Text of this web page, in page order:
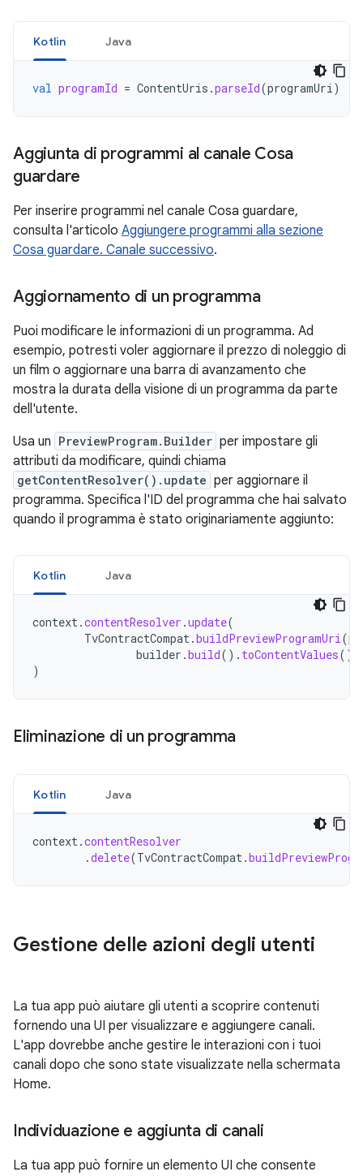
Kotlin Java
val programId = ContentUris .parseId(programUri)
Aggiunta di programmi al canale Cosa
guardare
Per inserire programmi nel canale Cosa guardare,
consulta l'articolo Aggiungere programmi alla sezione
Cosa guardare. Canale successivo.
Aggiornamento di un programma
Puoi modificare le informazioni di un programma. Ad
esempio, potresti voler aggiornare il prezzo di noleggio di
un film o aggiornare una barra di avanzamento che
mostra la durata della visione di un programma da parte
dell'utente.
Usa un PreviewProgram.Builder per impostare gli
attributi da modificare, quindi chiama
getContentResolver().update per aggiornare il
programma. Specifica l'ID del programma che hai salvato
quando il programma è stato originariamente aggiunto:
Kotlin Java
context.contentResolver .update(
TvContractCompat.buildPreviewProgramUri(
builder .build(). toContentValues(),
)
Eliminazione di un programma
Kotlin Java
context.contentResolver
.delete(TvContractCompat.
Gestione delle azioni degli utenti
La tua app può aiutare gli utenti a scoprire contenuti
fornendo una UI per visualizzare e aggiungere canali.
L'app dovrebbe anche gestire le interazioni con i tuoi
canali dopo che sono state visualizzate nella schermata
Home.
Individuazione e aggiunta di canali
La tua app può fornire un elemento UI che consente